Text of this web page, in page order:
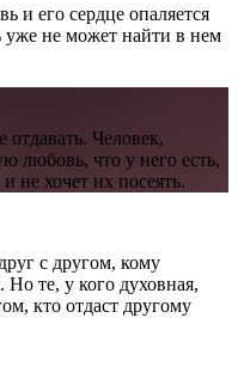
и его сердце опаляется
уже не может найти в нем
Человек,
любовь, что у него есть,
не хочет их посеять.
с другом, кому
те, у кого духовная,
кто отдаст другому